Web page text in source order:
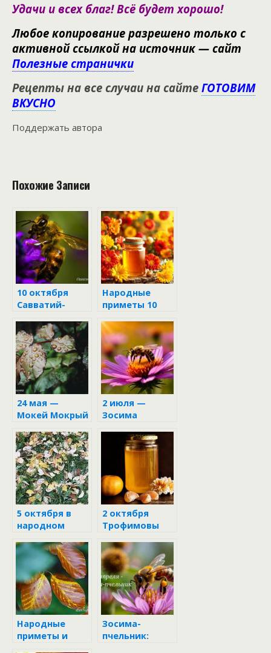
Удачи и всех благ! Всё будет хорошо!
Любое копирование разрешено только с
активной ссылкой на источник — сайт
Полезные странички
Рецепты на все случаи на сайте ГОТОВИМ
ВКУСНО
Поддержать автора
Похожие Записи
10 октября
Савватий-
Народные
приметы 10
24 мая —
Мокей Мокрый
2 июля —
Зосима
народном
календаре
5 октября в
народном
2 октября
Трофимовы
Народные
приметы и
Зосима-
пчельник: